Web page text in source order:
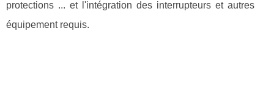
protections ... et l'intégration des interrupteurs et autres
équipement requis.